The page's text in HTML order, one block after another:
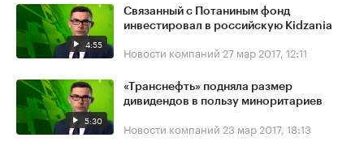
4:55
Связанный с Потаниным фонд
инвестировал в российскую Kidzania
Новости компаний 27 мар 2017, 12:11
5:30
«Транснефть» подняла размер
дивидендов в пользу миноритариев
Новости компаний 23 мар 2017, 18:13